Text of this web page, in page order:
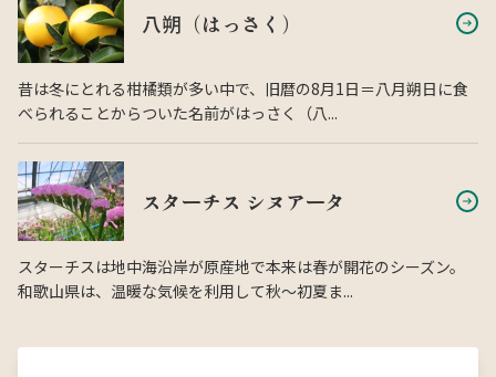
八朔（はっさく）
昔は冬にとれる柑橘類が多い中で、旧暦の8月1日＝八月朔日に食
べられることからついた名前がはっさく（八...
スターチス シヌアータ
スターチスは地中海沿岸が原産地で本来は春が開花のシーズン。
和歌山県は、温暖な気候を利用して秋〜初夏ま...